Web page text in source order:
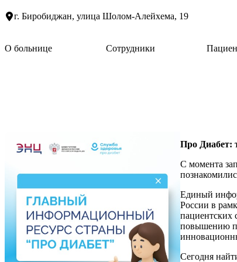
г. Биробиджан, улица Шолом-Алейхема, 19
О больнице Сотрудники
Про Диабет:
С момента
Единый
России в
пациентских
повышению
Сегодня